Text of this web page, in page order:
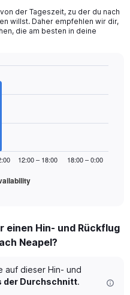
der Tageszeit, zu der du nach
willst. Daher empfehlen wir dir,
die am besten in deine
12:00 – 18:00 18:00 – 0:00
einen Hin- und Rückflug
Neapel?
auf dieser Hin- und
der Durchschnitt.